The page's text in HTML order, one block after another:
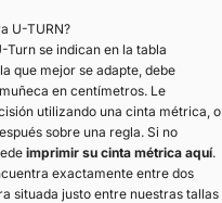
U-TURN?
Turn se indican en la tabla
que mejor se adapte, debe
en centímetros. Le
utilizando una cinta métrica, o
sobre una regla. Si no
imprimir su cinta métrica aquí.
exactamente entre dos
situada justo entre nuestras tallas